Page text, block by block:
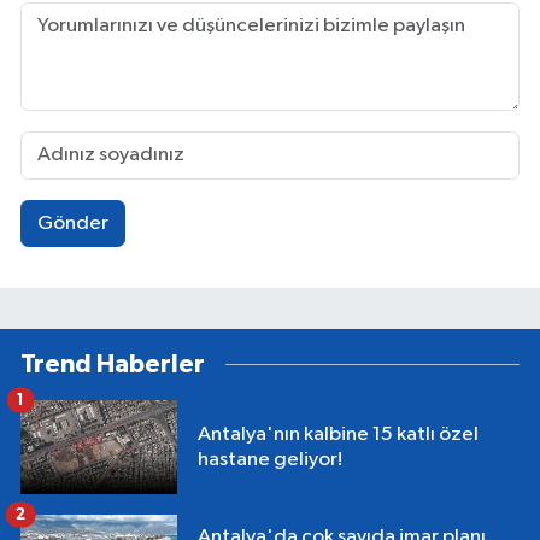
Gönder
Trend Haberler
Antalya'nın kalbine 15 katlı özel
hastane geliyor!
1
2